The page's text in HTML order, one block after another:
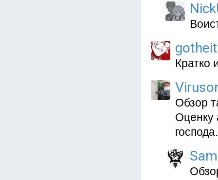
gotheit
Кратко
Обзор
Оценку
господа.